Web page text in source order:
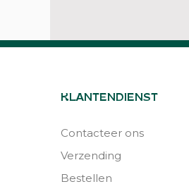
KLANTENDIENST
Contacteer ons
Verzending
Bestellen